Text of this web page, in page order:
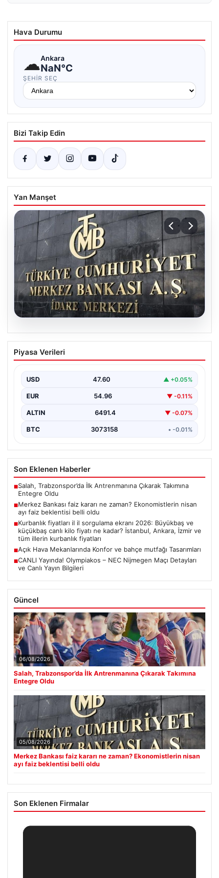
Hava Durumu
☁Ankara
NaN°C
ŞEHIR SEÇ
Bizi Takip Edin
Yan Manşet
05.08.2026
Merkez Bankası faiz kararı ne zaman?
Ekonomistlerin nisan ayı faiz beklentisi
Piyasa Verileri
USD 47.60 ▲ +0.05%
EUR 54.96 ▼ -0.11%
ALTIN 6491.4 ▼ -0.07%
BTC 3073158 • -0.01%
Son Eklenen Haberler
■Salah, Trabzonspor’da İlk Antrenmanına Çıkarak Takımına
Entegre Oldu
■Merkez Bankası faiz kararı ne zaman? Ekonomistlerin nisan
ayı faiz beklentisi belli oldu
■Kurbanlık fiyatları il il sorgulama ekranı 2026: Büyükbaş ve
küçükbaş canlı kilo fiyatı ne kadar? İstanbul, Ankara, İzmir ve
tüm illerin kurbanlık fiyatları
■Açık Hava Mekanlarında Konfor ve bahçe mutfağı Tasarımları
■CANLI Yayında! Olympiakos – NEC Nijmegen Maçı Detayları
ve Canlı Yayın Bilgileri
Güncel
06/08/2026
Salah, Trabzonspor’da İlk Antrenmanına Çıkarak Takımına
Entegre Oldu
05/08/2026
Merkez Bankası faiz kararı ne zaman? Ekonomistlerin nisan
ayı faiz beklentisi belli oldu
Son Eklenen Firmalar